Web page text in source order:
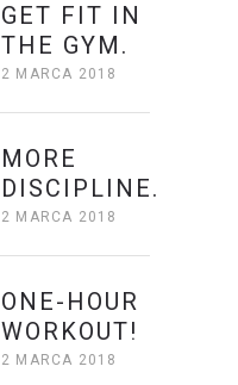
GET FIT IN
THE GYM.
2 MARCA 2018
MORE
DISCIPLINE.
2 MARCA 2018
ONE-HOUR
WORKOUT!
2 MARCA 2018